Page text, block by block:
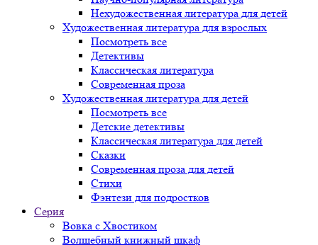
Нехудожественная литература для детей
Художественная литература для взрослых
Посмотреть все
Детективы
Классическая литература
Современная проза
Художественная литература для детей
Посмотреть все
Детские детективы
Классическая литература для детей
Сказки
Современная проза для детей
Стихи
Фэнтези для подростков
Серия
Вовка с Хвостиком
Волшебный книжный шкаф